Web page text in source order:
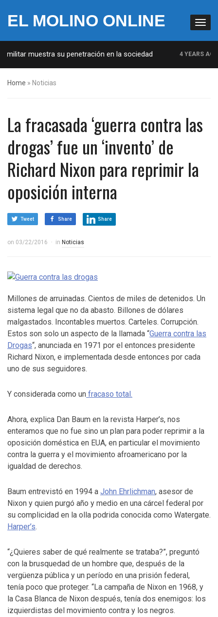
EL MOLINO ONLINE
muestra su penetración en la sociedad 4 YEARS AGO
Home » Noticias
La fracasada ‘guerra contra las
drogas’ fue un ‘invento’ de
Richard Nixon para reprimir la
oposición interna
Tweet Share Share
on 03/22/2016 in Noticias
Millones de arruinadas. Cientos de miles de detenidos. Un
sistema legal que no da abasto. Billones de dólares
malgastados. Incontables muertos. Carteles. Corrupción.
Estos son solo un aspecto de la llamada “Guerra contra las
Drogas“, anunciada en 1971 por el entonces presidente
Richard Nixon, e implementada desde entonces por cada
uno de sus seguidores.
Y considerada como un fracaso total.
Ahora, explica Dan Baum en la revista Harper’s, nos
enteramos que no fue sino un plan para poder reprimir a la
oposición doméstica en EUA, en particular el movimiento
contra la guerra y el movimiento afroamericano por la
igualdad de derechos.
Baum entrevistó en 1994 a John Ehrlichman, asesor de
Nixon y quien purgó año y medio en una cárcel federal por
su complicidad en la olla podrida conocida como Watergate.
Harper’s.
“¿Quieres saber de qué realmente se trataba?”, preguntó
con la brusquedad de un hombre que, después de la
vergüenza pública y un período en una prisión federal,
tenía poco que proteger. “La campaña de Nixon en 1968, y
la Casa Blanca de Nixon después, tenía dos enemigos: los
izquierdistas del movimiento contra y los negros.